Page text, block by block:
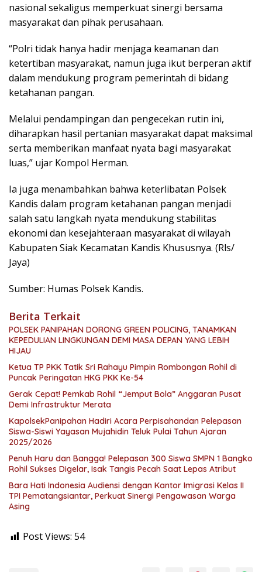
nasional sekaligus memperkuat sinergi bersama
masyarakat dan pihak perusahaan.
“Polri tidak hanya hadir menjaga keamanan dan
ketertiban masyarakat, namun juga ikut berperan aktif
dalam mendukung program pemerintah di bidang
ketahanan pangan.
Melalui pendampingan dan pengecekan rutin ini,
diharapkan hasil pertanian masyarakat dapat maksimal
serta memberikan manfaat nyata bagi masyarakat
luas,” ujar Kompol Herman.
Ia juga menambahkan bahwa keterlibatan Polsek
Kandis dalam program ketahanan pangan menjadi
salah satu langkah nyata mendukung stabilitas
ekonomi dan kesejahteraan masyarakat di wilayah
Kabupaten Siak Kecamatan Kandis Khususnya. (Rls/
Jaya)
Sumber: Humas Polsek Kandis.
Berita Terkait
POLSEK PANIPAHAN DORONG GREEN POLICING, TANAMKAN
KEPEDULIAN LINGKUNGAN DEMI MASA DEPAN YANG LEBIH
HIJAU
Ketua TP PKK Tatik Sri Rahayu Pimpin Rombongan Rohil di
Puncak Peringatan HKG PKK Ke-54
Gerak Cepat! Pemkab Rohil “Jemput Bola” Anggaran Pusat
Demi Infrastruktur Merata
KapolsekPanipahan Hadiri Acara Perpisahandan Pelepasan
Siswa-Siswi Yayasan Mujahidin Teluk Pulai Tahun Ajaran
2025/2026
Penuh Haru dan Bangga! Pelepasan 300 Siswa SMPN 1 Bangko
Rohil Sukses Digelar, Isak Tangis Pecah Saat Lepas Atribut
Bara Hati Indonesia Audiensi dengan Kantor Imigrasi Kelas II
TPI Pematangsiantar, Perkuat Sinergi Pengawasan Warga
Asing
Post Views: 54